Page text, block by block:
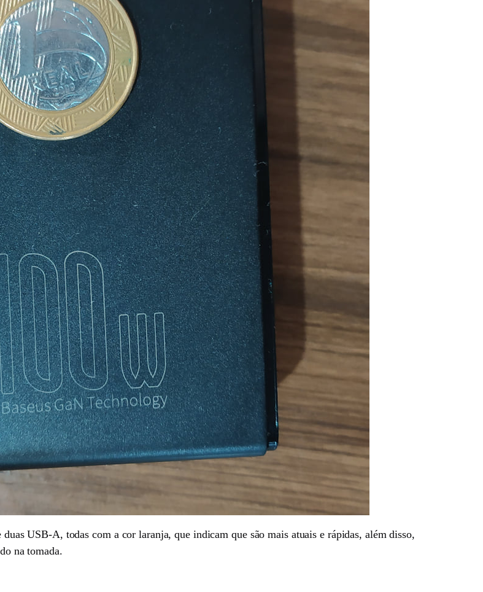
USB-A, todas com a cor laranja, que indicam que são mais atuais e rápidas, além disso,
na tomada.